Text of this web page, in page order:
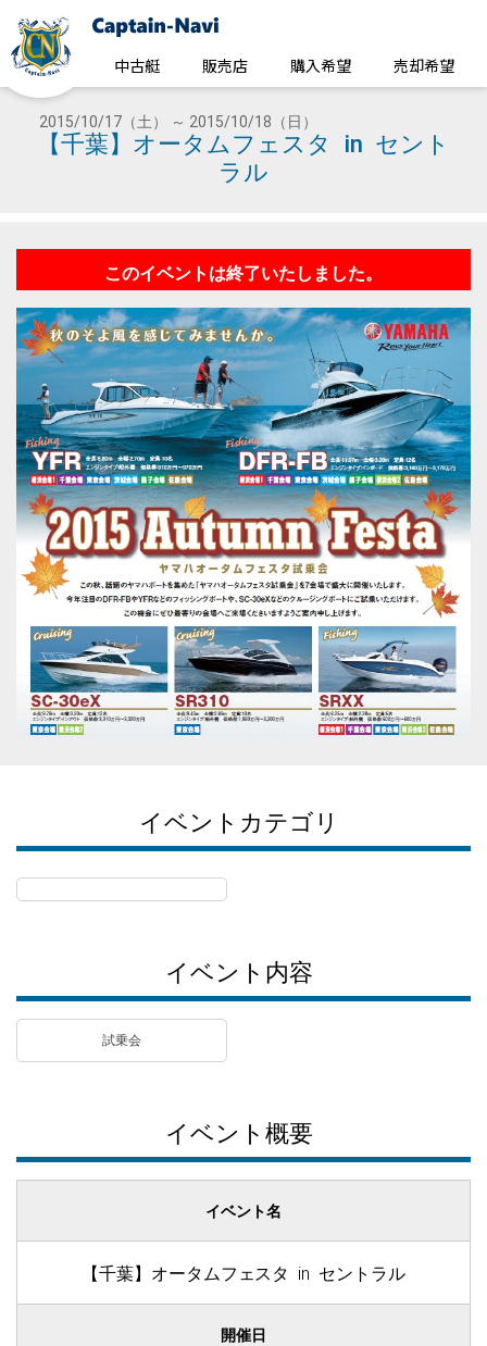
中古艇 販売店 購入希望 売却希望
2015/10/17（土） ～ 2015/10/18（日）
【千葉】オータムフェスタ in セント
ラル
このイベントは終了いたしました。
イベントカテゴリ
イベント内容
試乗会
イベント概要
イベント名
【千葉】オータムフェスタ in セントラル
開催日